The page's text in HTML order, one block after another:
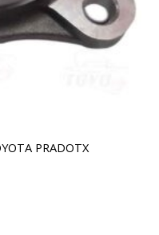
PRADOTX